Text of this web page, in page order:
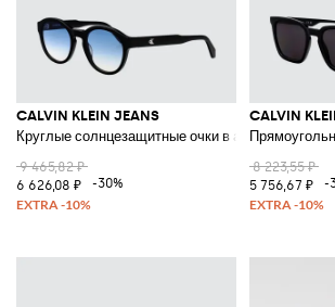
CALVIN KLEIN JEANS
Круглые солнцезащитные очки в ацетатной
9 465,82 ₽
6 626,08 ₽
-30%
CALVIN
8 223,55 ₽
5 756,67 ₽
-